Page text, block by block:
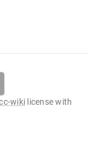
wiki license with